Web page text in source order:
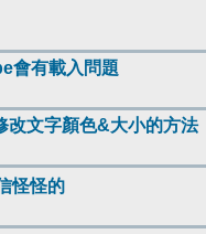
會有載入問題
改文字顏色&大小的方法
怪怪的